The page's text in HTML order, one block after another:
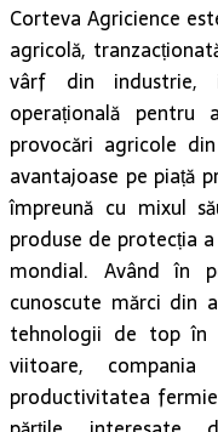
Corteva Agricience
agricolă,
vârf din industrie,
operațională
provocări agricole
avantajoase pe piață
împreună cu mixul
produse de protecția
mondial. Având în
cunoscute mărci din
tehnologii de top în
viitoare,
productivitatea